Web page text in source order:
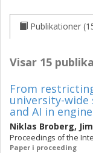
Publikationer
Visar 15
From
university-
and AI in
Niklas Broberg,
Proceedings of the
Paper i proceeding